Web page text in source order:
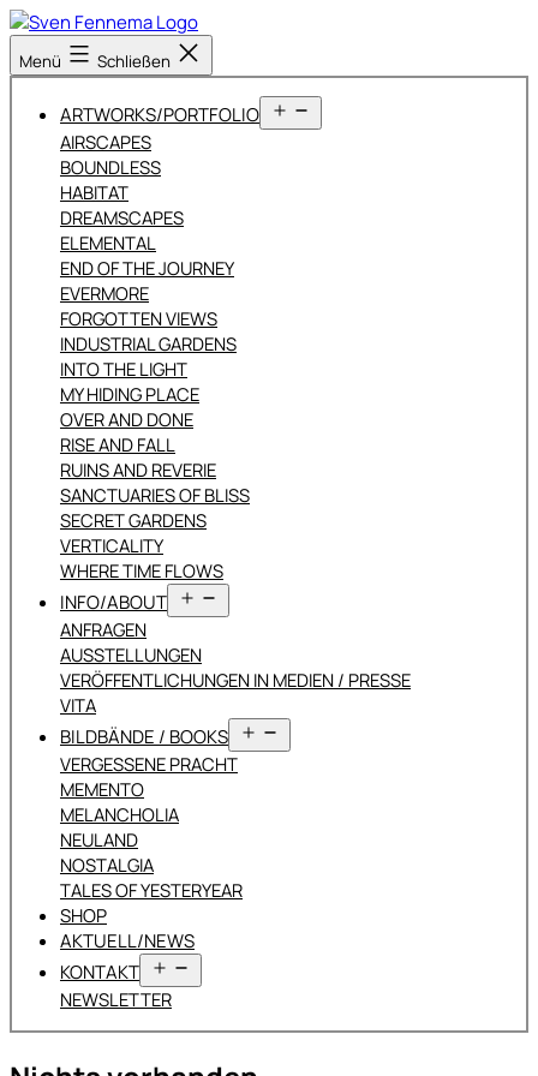
Zum
Inhalt
springen
Sven
Fennema
Menü Schließen
ARTWORKS/PORTFOLIO
öffnen
AIRSCAPES
BOUNDLESS
HABITAT
DREAMSCAPES
ELEMENTAL
END OF THE JOURNEY
EVERMORE
FORGOTTEN VIEWS
INDUSTRIAL GARDENS
INTO THE LIGHT
MY HIDING PLACE
OVER AND DONE
RISE AND FALL
RUINS AND REVERIE
SANCTUARIES OF BLISS
SECRET GARDENS
VERTICALITY
WHERE TIME FLOWS
INFO/ABOUT
öffnen
ANFRAGEN
AUSSTELLUNGEN
VERÖFFENTLICHUNGEN IN MEDIEN / PRESSE
VITA
BILDBÄNDE / BOOKS
öffnen
VERGESSENE PRACHT
MEMENTO
MELANCHOLIA
NEULAND
NOSTALGIA
TALES OF YESTERYEAR
SHOP
AKTUELL/NEWS
KONTAKT
öffnen
NEWSLETTER